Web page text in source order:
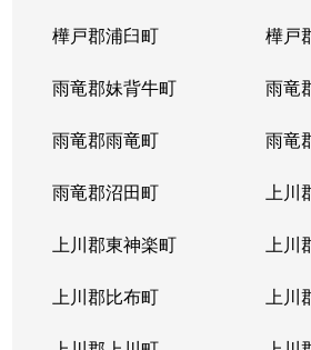
樺戸郡浦臼町 樺戸
雨竜郡妹背牛町 雨竜
雨竜郡雨竜町 雨竜
雨竜郡沼田町 上川
上川郡東神楽町 上川
上川郡比布町 上川